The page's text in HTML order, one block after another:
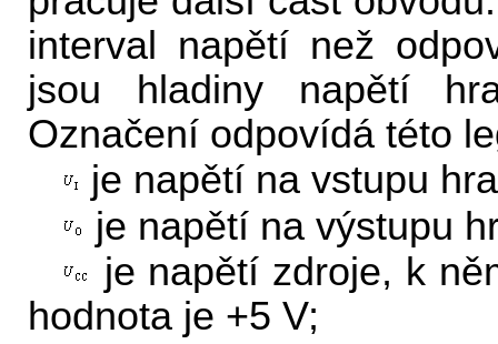
interval napětí než
jsou hladiny napětí
Označení odpovídá této
je napětí na vstupu
je napětí na výstupu
je napětí zdroje, k
hodnota je +5 V;